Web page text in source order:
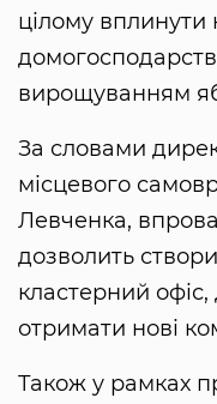
цілому вплинути
вирощуванням
За словами
місцевого
Левченка,
дозволить
кластерний
отримати нові
Також у рамках